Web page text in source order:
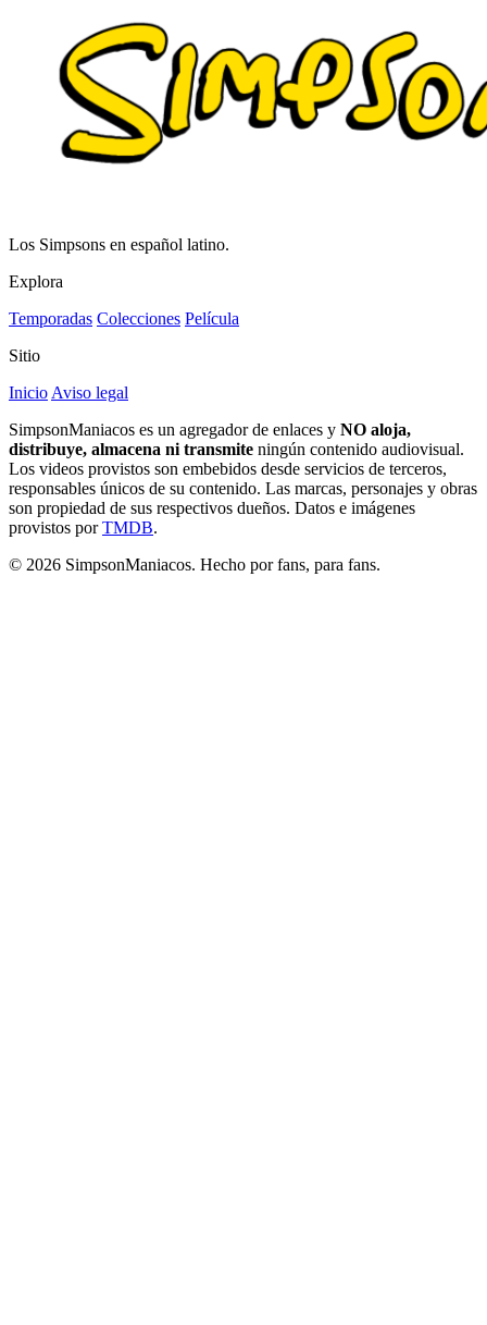
Los Simpsons en español latino.
Explora
Temporadas Colecciones Película
Sitio
Inicio Aviso legal
SimpsonManiacos es un agregador de enlaces y NO aloja,
distribuye, almacena ni transmite ningún contenido audiovisual.
Los videos provistos son embebidos desde servicios de terceros,
responsables únicos de su contenido. Las marcas, personajes y obras
son propiedad de sus respectivos dueños. Datos e imágenes
provistos porTMDB.
© 2026 SimpsonManiacos. Hecho por fans, para fans.